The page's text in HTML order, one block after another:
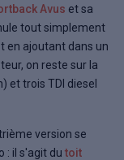
Avus et sa
tout simplement
en ajoutant dans un
on reste sur la
et trois TDI diesel
version se
: il s'agit du toit